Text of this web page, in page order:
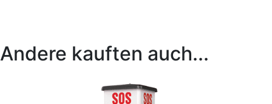
Andere kauften auch...